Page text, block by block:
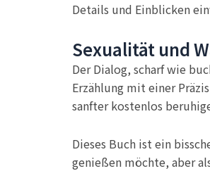
Details und Einblicken
Sexualität und
Der Dialog, scharf wie
Erzählung mit einer
sanfter kostenlos
Dieses Buch ist ein
genießen möchte, aber